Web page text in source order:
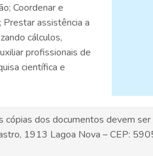
Coordenar e
assistência a
cálculos,
profissionais de
científica e
dos documentos devem
1913 Lagoa Nova – CEP: